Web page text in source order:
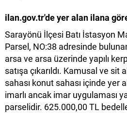
ilan.gov.tr'de yer alan ilana
Sarayönü İlçesi Batı İstasyon
Parsel, NO:38 adresinde
arsa ve arsa üzerinde yapılı
satışa çıkarıldı. Kamusal ve sit
sahası konut sahası içinde yer
imarlı ancak imar uygulaması
parselidir. 625.000,00 TL